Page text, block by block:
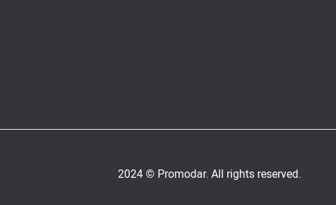
2024 © Promodar. All rights reserved.